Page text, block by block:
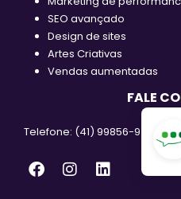
SEO avançado
Design de sites
Artes Criativas
Vendas aumentadas
FALE
Telefone: (41) 99856-9438